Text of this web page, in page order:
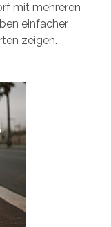
mit mehreren
einfacher
zeigen.